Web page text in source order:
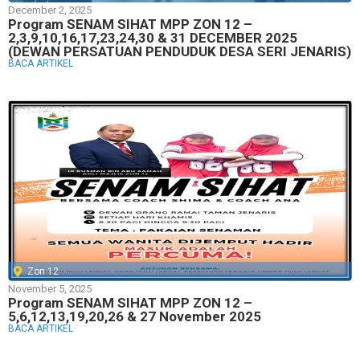
December 2, 2025
Program SENAM SIHAT MPP ZON 12 –
2,3,9,10,16,17,23,24,30 & 31 DECEMBER 2025
(DEWAN PERSATUAN PENDUDUK DESA SERI JENARIS)
BACA ARTIKEL
Zon 12
November 5, 2025
Program SENAM SIHAT MPP ZON 12 –
5,6,12,13,19,20,26 & 27 November 2025
BACA ARTIKEL